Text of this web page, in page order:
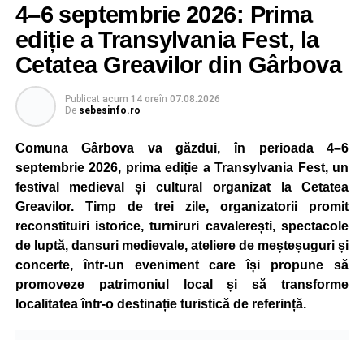
4–6 septembrie 2026: Prima
ediție a Transylvania Fest, la
Cetatea Greavilor din Gârbova
Publicat acum 14 oreîn 07.08.2026
De sebesinfo.ro
Comuna Gârbova va găzdui, în perioada 4–6
septembrie 2026, prima ediție a Transylvania Fest, un
festival medieval și cultural organizat la Cetatea
Greavilor. Timp de trei zile, organizatorii promit
reconstituiri istorice, turniruri cavalerești, spectacole
de luptă, dansuri medievale, ateliere de meșteșuguri și
concerte, într-un eveniment care își propune să
promoveze patrimoniul local și să transforme
localitatea într-o destinație turistică de referință.